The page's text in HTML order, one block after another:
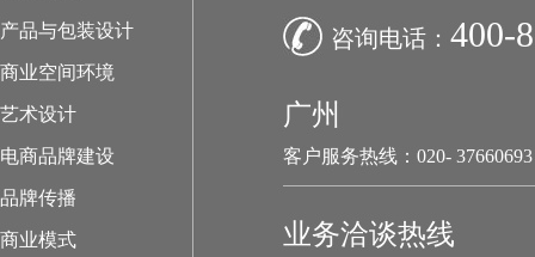
产品与包装设计
商业空间环境
艺术设计
电商品牌建设
品牌传播
商业模式
咨询电话： 400-
广州
客户服务热线：020- 37660693
业务洽谈热线